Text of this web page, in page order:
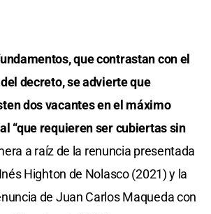
que contrastan con el
decreto, se advierte que
dos vacantes en el máximo
“que requieren ser cubiertas sin
a raíz de la renuncia presentada
Highton de Nolasco (2021) y la
de Juan Carlos Maqueda con